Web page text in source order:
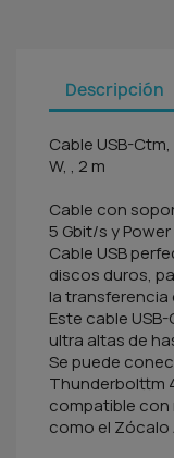
Descripción
Cable USB-
W, , 2 m
Cable con
5 Gbit/s y
Cable USB
discos duros,
la transferencia
Este cable
ultra altas de
Se puede
Thunderbolttm
compatible
como el Zócalo